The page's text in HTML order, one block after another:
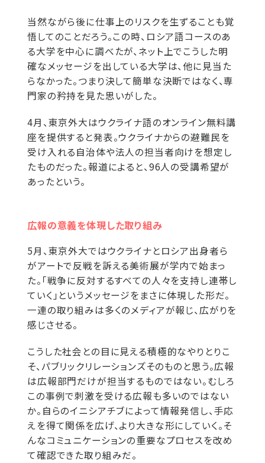
当然ながら後に仕事上のリスクを生ずることも覚
悟してのことだろう。この時、ロシア語コースのあ
る大学を中心に調べたが、ネット上でこうした明
確なメッセージを出している大学は、他に見当た
らなかった。つまり決して簡単な決断ではなく、専
門家の矜持を見た思いがした。
4月、東京外大はウクライナ語のオンライン無料講
座を提供すると発表。ウクライナからの避難民を
受け入れる自治体や法人の担当者向けを想定し
たものだった。報道によると、96人の受講希望が
あったという。
広報の意義を体現した取り組み
5月、東京外大ではウクライナとロシア出身者ら
がアートで反戦を訴える美術展が学内で始まっ
た。「戦争に反対するすべての人々を支持し連帯し
ていく」というメッセージをまさに体現した形だ。
一連の取り組みは多くのメディアが報じ、広がりを
感じさせる。
こうした社会との目に見える積極的なやりとりこ
そ、パブリックリレーションズそのものと思う。広報
は広報部門だけが担当するものではない。むしろ
この事例で刺激を受ける広報も多いのではない
か。自らのイニシアチブによって情報発信し、手応
えを得て関係を広げ、より大きな形にしていく。そ
んなコミュニケーションの重要なプロセスを改め
て確認できた取り組みだ。